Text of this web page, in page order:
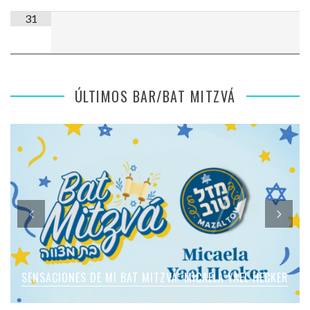
31
ÚLTIMOS BAR/BAT MITZVÁ
SENSACIONES DE MI BAT MITZVÁ: MICAELA YAEL HECKER
SENSACIONES DE MI BAT MITZVÁ: MARTINA SOL LEVY
SENSACIONES DE MI BAT MITZVÁ: MICAELA ROMANO
APFELBAUM
SENSACIONES DE MI BAT MITZVÁ: VIOLETA LIEBMAN
SENSACIONES EN MI BAR MITZVÁ: VITALI GUIDA